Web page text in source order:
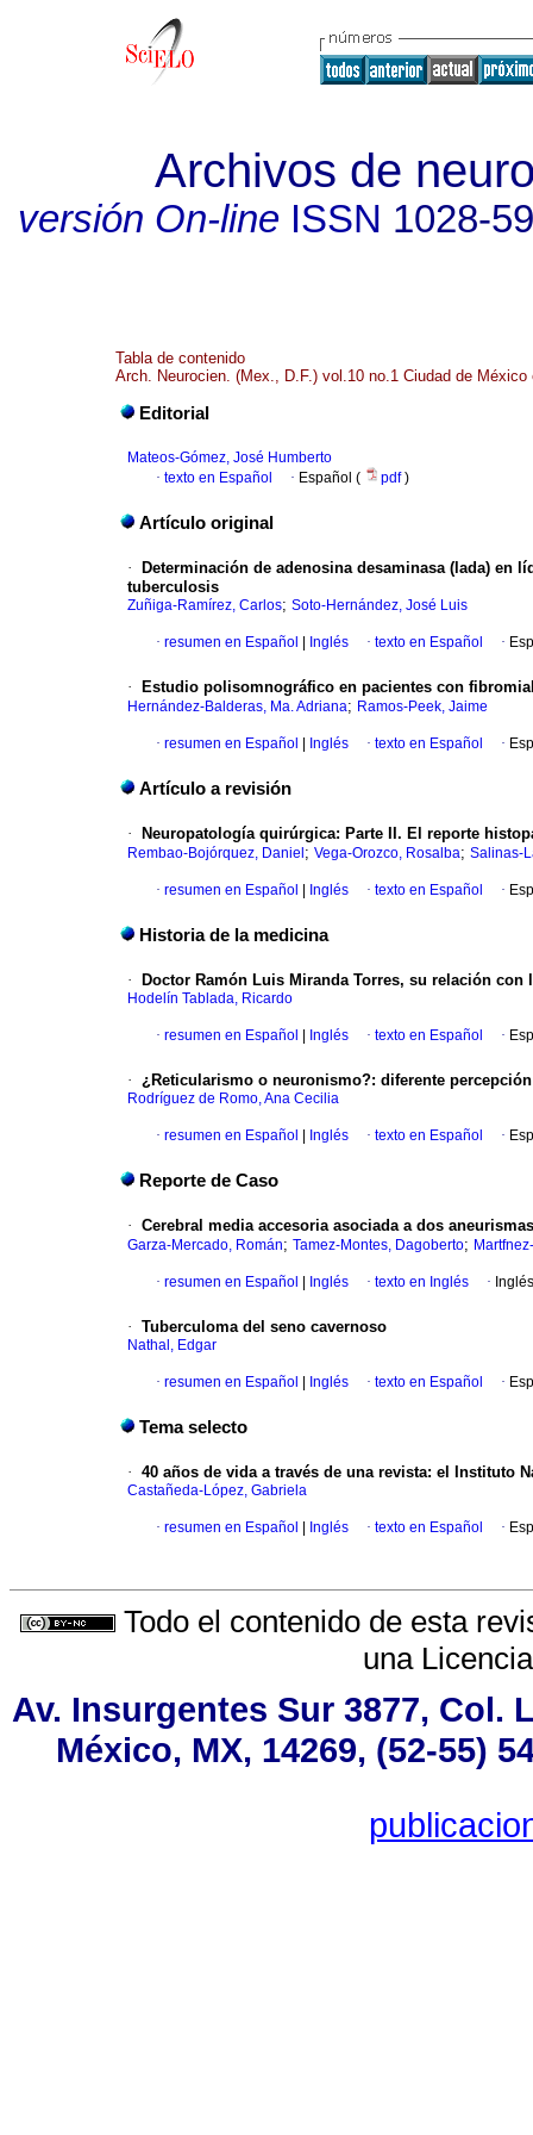
Archivos de
versión On-lineISSN 1028-
Tabla de contenido
Arch. Neurocien. (Mex., D.F.) vol.10 no.1 Ciudad de México
Editorial
Mateos-Gómez, José Humberto
· texto en Español · Español ( pdf)
Artículo original
·
Determinación de adenosina desaminasa (lada)
tuberculosis
Zuñiga-Ramírez, Carlos; Soto-Hernández, José Luis
· resumen en Español Inglés · texto en Español ·
· Estudio polisomnográfico en pacientes con
Hernández-Balderas, Ma. Adriana; Ramos-Peek, Jaime
· resumen en Español Inglés · texto en Español ·
Artículo a revisión
· Neuropatología quirúrgica: Parte II. El reporte
Rembao-Bojórquez, Daniel ; Vega-Orozco, Rosalba; Salinas-
· resumen en Español Inglés · texto en Español ·
Historia de la medicina
· Doctor Ramón Luis Miranda Torres, su relación con
Hodelín Tablada, Ricardo
· resumen en Español Inglés · texto en Español ·
· ¿Reticularismo o neuronismo?: diferente
Rodríguez de Romo, Ana Cecilia
· resumen en Español Inglés · texto en Español ·
Reporte de Caso
· Cerebral media accesoria asociada a dos aneurismas
Garza-Mercado, Román; Tamez-Montes, Dagoberto;
· resumen en Español Inglés · texto en Inglés ·
· Tuberculoma del seno cavernoso
Nathal, Edgar
· resumen en Español Inglés · texto en Español ·
Tema selecto
· 40 años de vida a través de una revista: el Instituto
Castañeda-López, Gabriela
· resumen en Español Inglés · texto en Español ·
Todo el contenido de esta
una
Av. Insurgentes Sur 3877, Col.
México, MX, 14269, (52-55)